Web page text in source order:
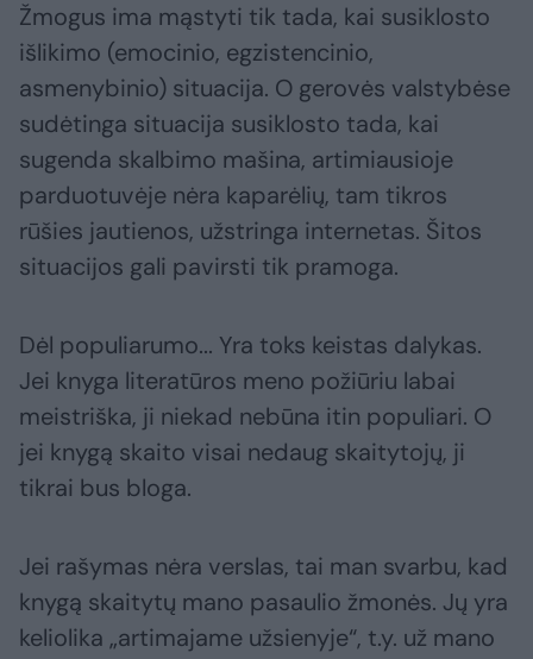
Žmogus ima mąstyti tik tada, kai susiklosto
išlikimo (emocinio, egzistencinio,
asmenybinio) situacija. O gerovės valstybėse
sudėtinga situacija susiklosto tada, kai
sugenda skalbimo mašina, artimiausioje
parduotuvėje nėra kaparėlių, tam tikros
rūšies jautienos, užstringa internetas. Šitos
situacijos gali pavirsti tik pramoga.
Dėl populiarumo... Yra toks keistas dalykas.
Jei knyga literatūros meno požiūriu labai
meistriška, ji niekad nebūna itin populiari. O
jei knygą skaito visai nedaug skaitytojų, ji
tikrai bus bloga.
Jei rašymas nėra verslas, tai man svarbu, kad
knygą skaitytų mano pasaulio žmonės. Jų yra
keliolika „artimajame užsienyje“, t.y. už mano